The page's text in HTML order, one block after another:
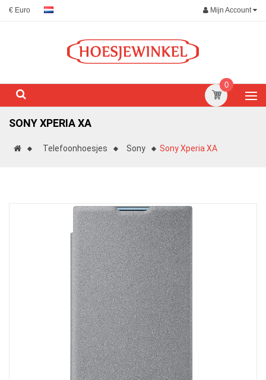
€ Euro Mijn Account
0
SONY XPERIA XA
Telefoonhoesjes Sony Sony Xperia XA